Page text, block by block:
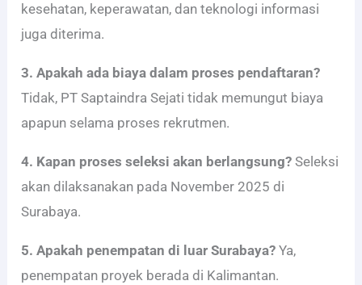
kesehatan, keperawatan, dan teknologi informasi
juga diterima.
3. Apakah ada biaya dalam proses pendaftaran?
Tidak, PT Saptaindra Sejati tidak memungut biaya
apapun selama proses rekrutmen.
4. Kapan proses seleksi akan berlangsung? Seleksi
akan dilaksanakan pada November 2025 di
Surabaya.
5. Apakah penempatan di luar Surabaya? Ya,
penempatan proyek berada di Kalimantan.